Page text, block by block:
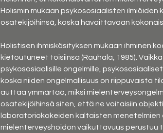
Holismin mukaan psykososiaalisten
osatekijöihinsä, koska havaittavaan
Holistisen ihmiskäsityksen mukaan
kietoutuneet toisiinsa (Rauhala, 1985).
psykososiaalisille ongelmille,
koska niiden ongelmallisuus on riippuvaista
auttaa ymmärtää, miksi
osatekijöihinsä siten, että ne voitaisiin
laboratoriokokeiden kaltaisten
mielenterveyshoidon vaikuttavuus